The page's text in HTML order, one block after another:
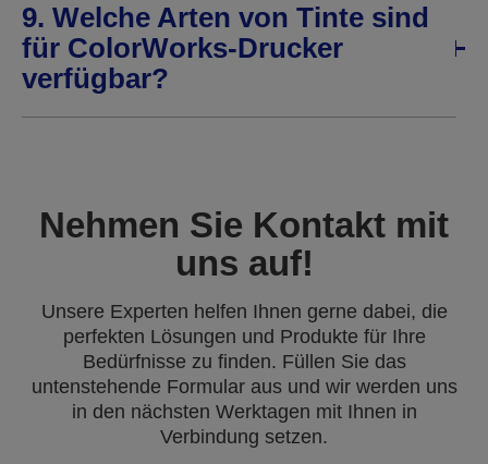
9. Welche Arten von Tinte sind
für ColorWorks-Drucker
verfügbar?
Nehmen Sie Kontakt mit
uns auf!
Unsere Experten helfen Ihnen gerne dabei, die
perfekten Lösungen und Produkte für Ihre
Bedürfnisse zu finden. Füllen Sie das
untenstehende Formular aus und wir werden uns
in den nächsten Werktagen mit Ihnen in
Verbindung setzen.